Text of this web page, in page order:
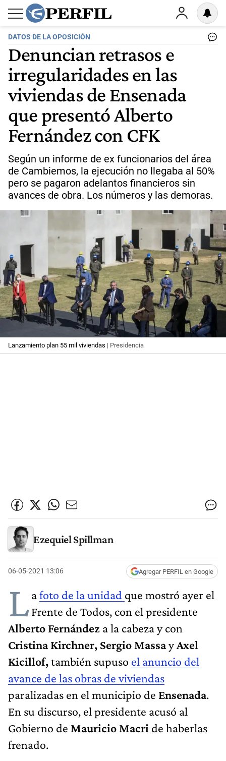
DATOS DE LA OPOSICIÓN
Denuncian retrasos e
irregularidades en las
viviendas de Ensenada
que presentó Alberto
Fernández con CFK
Según un informe de ex funcionarios del área
de Cambiemos, la ejecución no llegaba al 50%
pero se pagaron adelantos financieros sin
avances de obra. Los números y las demoras.
Lanzamiento plan 55 mil viviendas | Presidencia
Ezequiel Spillman
06-05-2021 13:06 Agregar PERFIL en Google
Lafoto de la unidad que mostró ayer el
Frente de Todos, con el presidente
Alberto Fernández a la cabeza y con
Cristina Kirchner, Sergio MassayAxel
Kicillof,también supuso el anuncio del
avance de las obras de viviendas
paralizadas en el municipio de Ensenada.
En su discurso, el presidente acusó al
Gobierno de Mauricio Macri de haberlas
frenado.